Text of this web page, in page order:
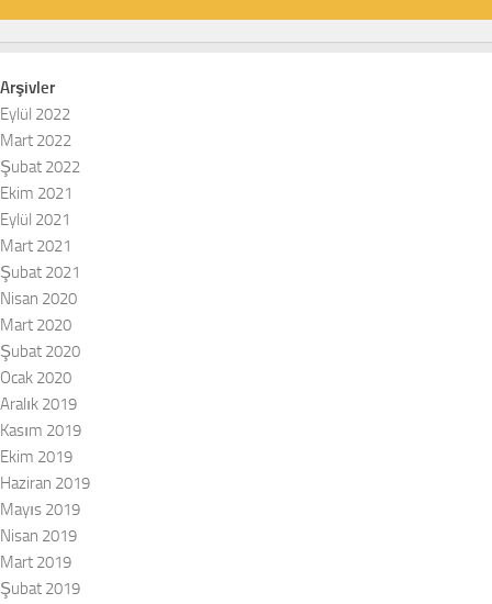
Arşivler
Eylül 2022
Mart 2022
Şubat 2022
Ekim 2021
Eylül 2021
Mart 2021
Şubat 2021
Nisan 2020
Mart 2020
Şubat 2020
Ocak 2020
Aralık 2019
Kasım 2019
Ekim 2019
Haziran 2019
Mayıs 2019
Nisan 2019
Mart 2019
Şubat 2019